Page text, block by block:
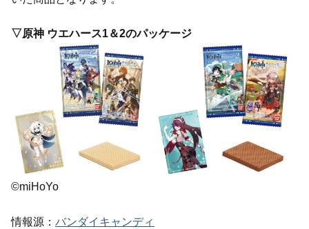
▽原神 ウエハース1＆2のパッケージ
©miHoYo
情報源： バンダイキャンディ